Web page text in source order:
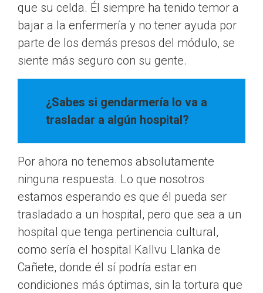
que su celda. Él siempre ha tenido temor a
bajar a la enfermería y no tener ayuda por
parte de los demás presos del módulo, se
siente más seguro con su gente.
¿Sabes si gendarmería lo va a
trasladar a algún hospital?
Por ahora no tenemos absolutamente
ninguna respuesta. Lo que nosotros
estamos esperando es que él pueda ser
trasladado a un hospital, pero que sea a un
hospital que tenga pertinencia cultural,
como sería el hospital Kallvu Llanka de
Cañete, donde él sí podría estar en
condiciones más óptimas, sin la tortura que